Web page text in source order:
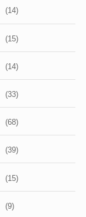
(14)
(15)
(14)
(33)
(68)
(39)
(15)
(9)